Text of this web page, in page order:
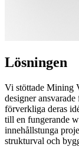
Lösningen
Vi stöttade Mining
designer
förverkliga deras
till en fungerande
innehållstunga
strukturval och